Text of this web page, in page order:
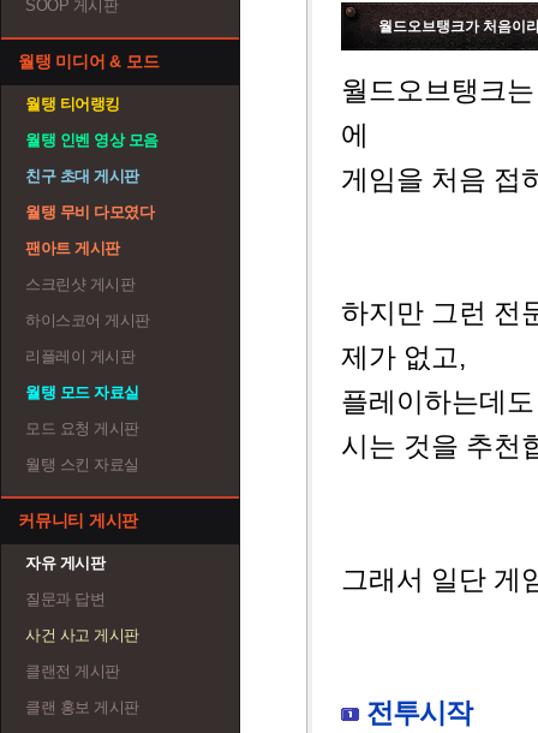
SOOP 게시판
월탱 미디어 & 모드
월탱 티어랭킹
월탱 인벤 영상 모음
친구 초대 게시판
월탱 무비 다모였다
팬아트 게시판
스크린샷 게시판
하이스코어 게시판
리플레이 게시판
월탱 모드 자료실
모드 요청 게시판
월탱 스킨 자료실
커뮤니티 게시판
자유 게시판
질문과 답변
사건 사고 게시판
클랜전 게시판
클랜 홍보 게시판
월드오브탱크가 처음이
월드오브탱크
에
게임을 처음 접
하지만 그런 전
제가 없고,
플레이하는데
시는 것을 추천
그래서 일단 게
전투시작